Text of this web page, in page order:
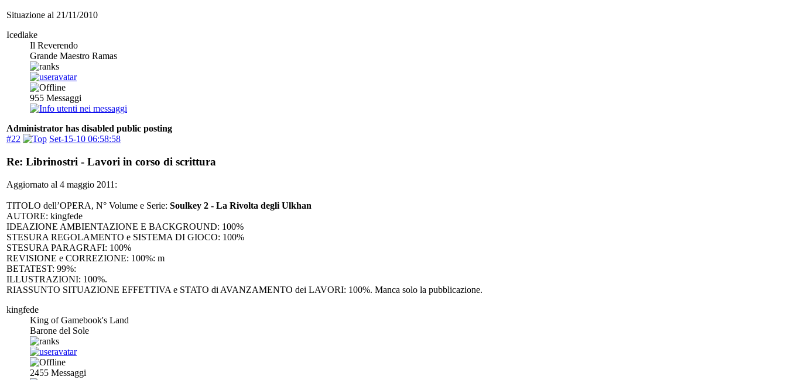
Situazione al 21/11/2010
Icedlake
Il Reverendo
Grande Maestro Ramas
955 Messaggi
Administrator has disabled public posting
#22
Set-15-10 06:58:58
Re: Librinostri - Lavori in corso di scrittura
Aggiornato al 4 maggio 2011:
TITOLO dell’OPERA, N° Volume e Serie: Soulkey 2 - La Rivolta degli Ulkhan
AUTORE: kingfede
IDEAZIONE AMBIENTAZIONE E BACKGROUND: 100%
STESURA REGOLAMENTO e SISTEMA DI GIOCO: 100%
STESURA PARAGRAFI: 100%
REVISIONE e CORREZIONE: 100%: m
BETATEST: 99%:
ILLUSTRAZIONI: 100%.
RIASSUNTO SITUAZIONE EFFETTIVA e STATO di AVANZAMENTO dei LAVORI: 100%. Manca solo la pubblicazione.
kingfede
King of Gamebook's Land
Barone del Sole
2455 Messaggi